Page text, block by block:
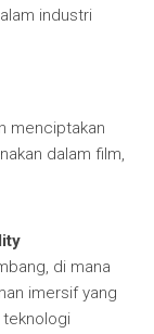
industri
menciptakan
dalam film,
di mana
imersif yang